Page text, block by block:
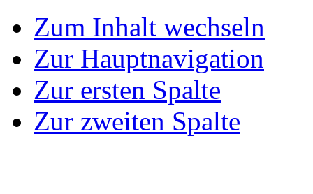
Zum Inhalt wechseln
Zur Hauptnavigation
Zur ersten Spalte
Zur zweiten Spalte